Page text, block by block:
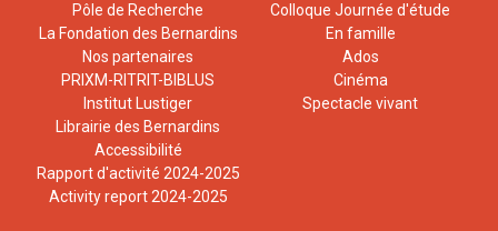
Pôle de Recherche
La Fondation des Bernardins
Nos partenaires
PRIXM-RITRIT-BIBLUS
Institut Lustiger
Librairie des Bernardins
Accessibilité
Rapport d'activité 2024-2025
Activity report 2024-2025
Colloque Journée d'étude
En famille
Ados
Cinéma
Spectacle vivant